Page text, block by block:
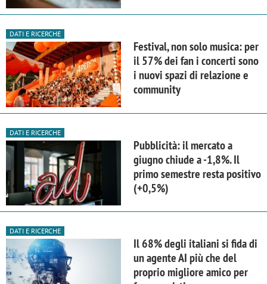
DATI E RICERCHE
Festival, non solo musica: per
il 57% dei fan i concerti sono
i nuovi spazi di relazione e
community
DATI E RICERCHE
Pubblicità: il mercato a
giugno chiude a -1,8%. Il
primo semestre resta positivo
(+0,5%)
DATI E RICERCHE
Il 68% degli italiani si fida di
un agente AI più che del
proprio migliore amico per